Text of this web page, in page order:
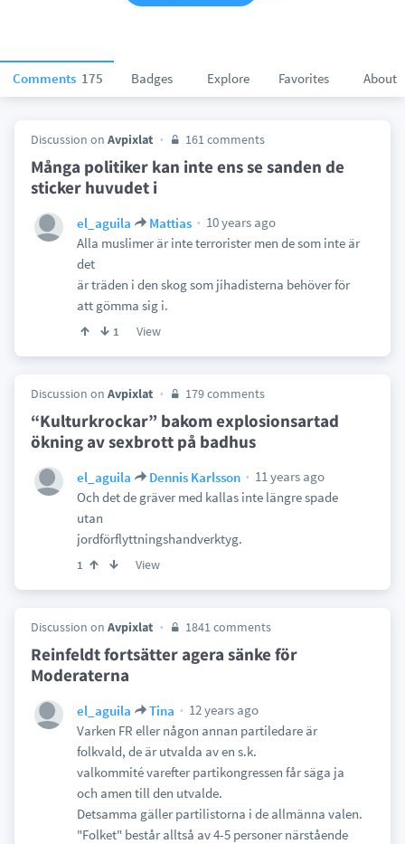
Comments 175 Badges Explore Favorites About
Discussion on Avpixlat 161 comments
Många politiker kan inte ens se sanden de
sticker huvudet i
el_aguila Mattias
10 years ago
Alla muslimer är inte terrorister men de som inte är
det
är träden i den skog som jihadisterna behöver för
att gömma sig i.
1 View
Discussion on Avpixlat 179 comments
“Kulturkrockar” bakom explosionsartad
ökning av sexbrott på badhus
el_aguila Dennis Karlsson
11 years ago
Och det de gräver med kallas inte längre spade
utan
jordförflyttningshandverktyg.
1 View
Discussion on Avpixlat 1841 comments
Reinfeldt fortsätter agera sänke för
Moderaterna
el_aguila Tina
12 years ago
Varken FR eller någon annan partiledare är
folkvald, de är utvalda av en s.k.
valkommité varefter partikongressen får säga ja
och amen till den utvalde.
Detsamma gäller partilistorna i de allmänna valen.
"Folket" består alltså av 4-5 personer närstående